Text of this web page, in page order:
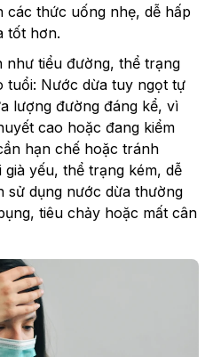
các thức uống nhẹ, dễ hấp
tốt hơn.
như tiểu đường, thể trạng
tuổi: Nước dừa tuy ngọt tự
lượng đường đáng kể, vì
cao hoặc đang kiểm
hạn chế hoặc tránh
yếu, thể trạng kém, dễ
sử dụng nước dừa thường
tiêu chảy hoặc mất cân